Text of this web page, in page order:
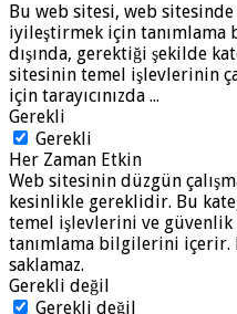
Bu web sitesi, web
iyileştirmek için tanımlama
dışında, gerektiği şekilde
sitesinin temel işlevlerinin
için tarayıcınızda ...
Gerekli
Gerekli
Her Zaman Etkin
Web sitesinin düzgün
kesinlikle gereklidir. Bu
temel işlevlerini ve
tanımlama bilgilerini
saklamaz.
Gerekli değil
Gerekli değil